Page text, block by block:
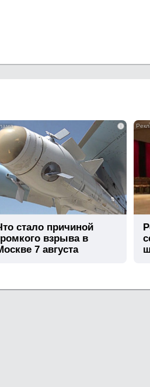
i
стало причиной
взрыва в
7 августа